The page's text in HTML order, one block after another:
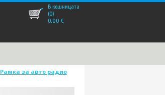
В кошницата
(0)
0,00 €
Рамка за авто радио